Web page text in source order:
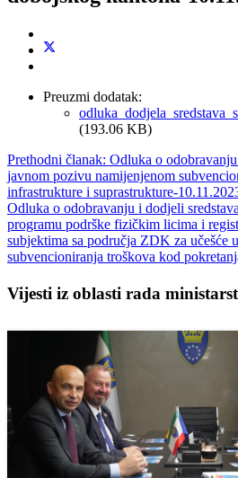
Preuzmi dodatak:
(193.06 KB)
Prethodni članak: Odluka o
javnom pozivu namijenjenom
infrastrukture i suprastrukture-
Odluka o odobravanju i dodjeli
programu podrške fizičkim licima i
subjektima sa područja ZDK za učešće
subvencioniranja troškova kod
Vijesti iz oblasti rada